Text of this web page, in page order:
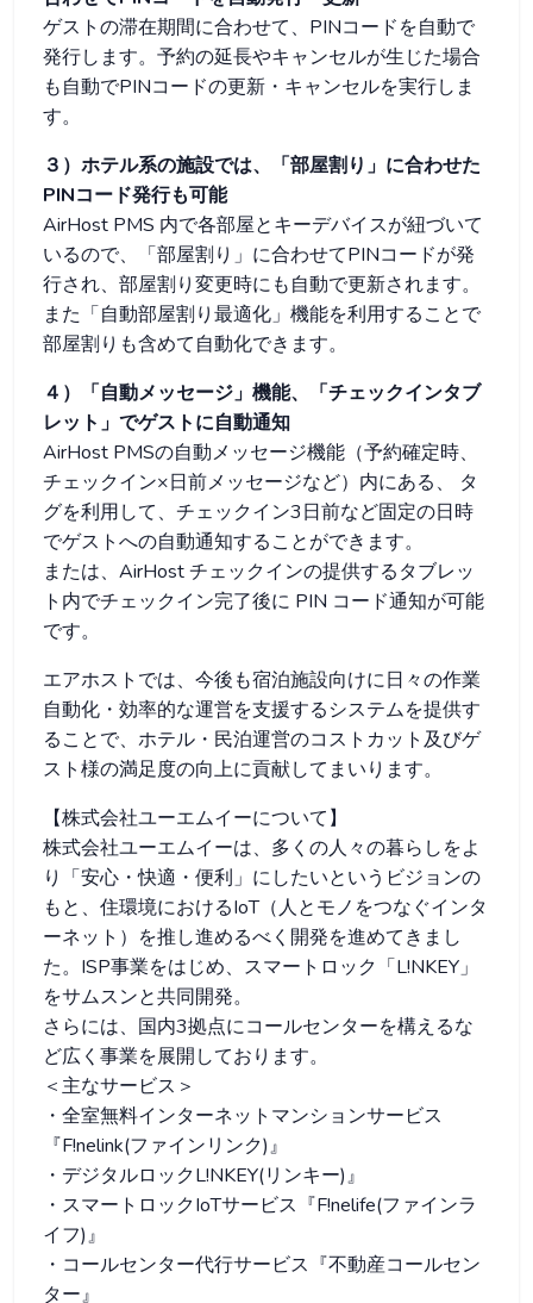
ゲストの滞在期間に合わせて、PINコードを自動で
発行します。予約の延長やキャンセルが生じた場合
も自動でPINコードの更新・キャンセルを実行しま
す。
３）ホテル系の施設では、「部屋割り」に合わせた
PINコード発行も可能
AirHost PMS 内で各部屋とキーデバイスが紐づいて
いるので、「部屋割り」に合わせてPINコードが発
行され、部屋割り変更時にも自動で更新されます。
また「自動部屋割り最適化」機能を利用することで
部屋割りも含めて自動化できます。
４）「自動メッセージ」機能、「チェックインタブ
レット」でゲストに自動通知
AirHost PMSの自動メッセージ機能（予約確定時、
チェックイン×日前メッセージなど）内にある、
タ
グを利用して、チェックイン3日前など固定の日時
でゲストへの自動通知することができます。
または、AirHost チェックインの提供するタブレッ
ト内でチェックイン完了後に PIN コード通知が可能
です。
エアホストでは、今後も宿泊施設向けに日々の作業
自動化・効率的な運営を支援するシステムを提供す
ることで、ホテル・民泊運営のコストカット及びゲ
スト様の満足度の向上に貢献してまいります。
【株式会社ユーエムイーについて】
株式会社ユーエムイーは、多くの人々の暮らしをよ
り「安心・快適・便利」にしたいというビジョンの
もと、住環境におけるIoT（人とモノをつなぐインタ
ーネット）を推し進めるべく開発を進めてきまし
た。ISP事業をはじめ、スマートロック「L!NKEY」
をサムスンと共同開発。
さらには、国内3拠点にコールセンターを構えるな
ど広く事業を展開しております。
＜主なサービス＞
・全室無料インターネットマンションサービス
『F!nelink(ファインリンク)』
・デジタルロックL!NKEY(リンキー)』
・スマートロックIoTサービス『F!nelife(ファインラ
イフ)』
・コールセンター代行サービス『不動産コールセン
ター』